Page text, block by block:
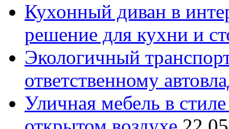
Кухонный диван в
решение для кухни и
Экологичный
ответственному
Уличная мебель в